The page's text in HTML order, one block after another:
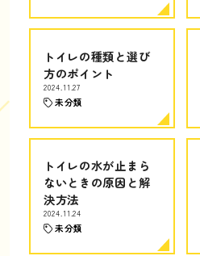
トイレの種類と選び
方のポイント
2024.11.27
未分類
トイレの水が止まら
ないときの原因と解
決方法
2024.11.24
未分類